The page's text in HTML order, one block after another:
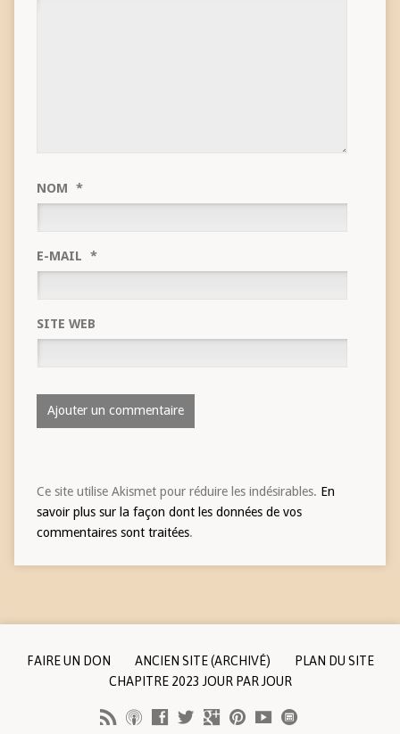
NOM *
E-MAIL *
SITE WEB
Ce site utilise Akismet pour réduire les indésirables. En
savoir plus sur la façon dont les données de vos
commentaires sont traitées.
FAIRE UN DON ANCIEN SITE (ARCHIVÉ)
PLAN DU SITE
CHAPITRE 2023 JOUR PAR JOUR